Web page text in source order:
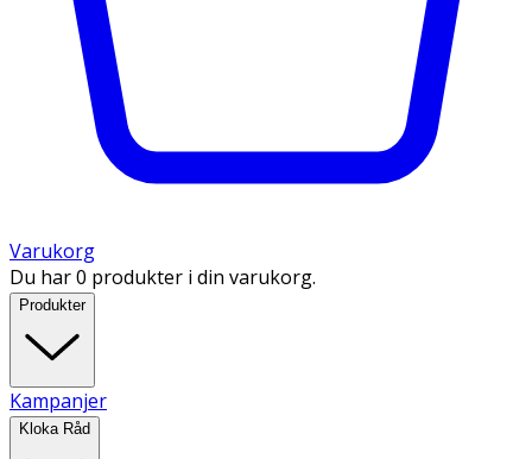
Varukorg
Du har 0 produkter i din varukorg.
Produkter
Kampanjer
Kloka Råd